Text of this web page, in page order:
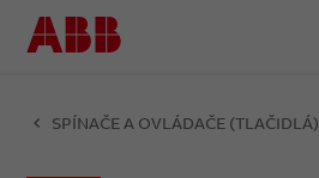
SPÍNAČE A OVLÁDAČE (TLAČIDLÁ)